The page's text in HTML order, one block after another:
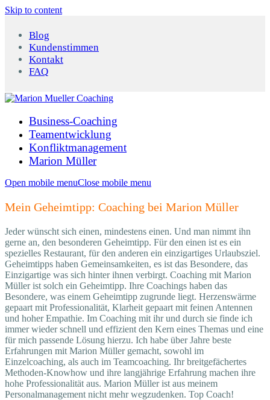
Skip to content
Blog
Kundenstimmen
Kontakt
FAQ
Business-Coaching
Teamentwicklung
Konfliktmanagement
Marion Müller
Open mobile menuClose mobile menu
Mein Geheimtipp: Coaching bei Marion Müller
Jeder wünscht sich einen, mindestens einen. Und man nimmt ihn
gerne an, den besonderen Geheimtipp. Für den einen ist es ein
spezielles Restaurant, für den anderen ein einzigartiges Urlaubsziel.
Geheimtipps haben Gemeinsamkeiten, es ist das Besondere, das
Einzigartige was sich hinter ihnen verbirgt. Coaching mit Marion
Müller ist solch ein Geheimtipp. Ihre Coachings haben das
Besondere, was einem Geheimtipp zugrunde liegt. Herzenswärme
gepaart mit Professionalität, Klarheit gepaart mit feinen Antennen
und hoher Empathie. Im Coaching mit ihr und durch sie finde ich
immer wieder schnell und effizient den Kern eines Themas und eine
für mich passende Lösung hierzu. Ich habe über Jahre beste
Erfahrungen mit Marion Müller gemacht, sowohl im
Einzelcoaching, als auch im Teamcoaching. Ihr breitgefächertes
Methoden-Knowhow und ihre langjährige Erfahrung machen ihre
hohe Professionalität aus. Marion Müller ist aus meinem
Personalmanagement nicht mehr wegzudenken. Top Coach!